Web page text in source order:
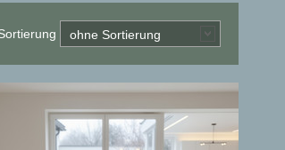
ohne Sortierung